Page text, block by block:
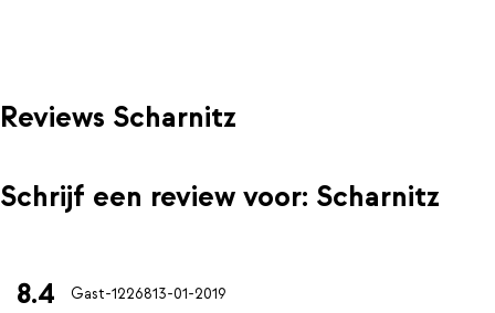
Reviews Scharnitz
Schrijf een review voor: Scharnitz
8.4 Gast-1226813-01-2019